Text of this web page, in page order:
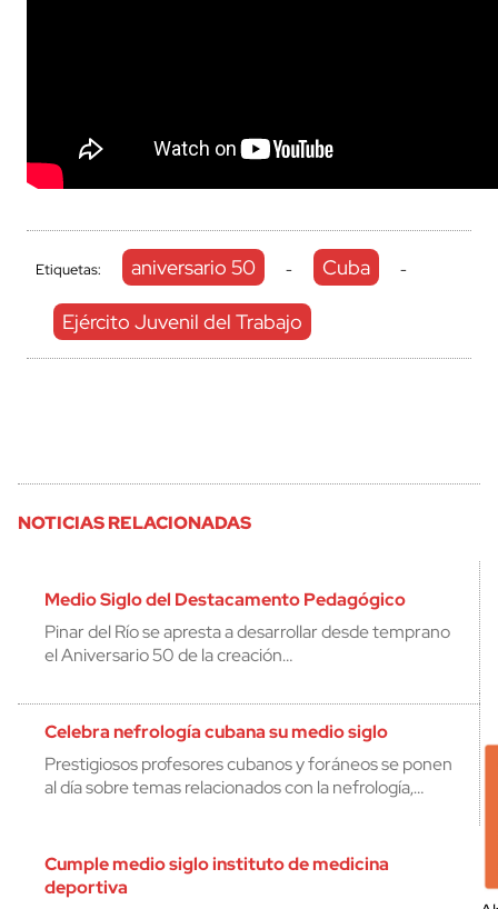
Etiquetas: aniversario 50 - Cuba -
Ejército Juvenil del Trabajo
NOTICIAS RELACIONADAS
Medio Siglo del Destacamento Pedagógico
Pinar del Río se apresta a desarrollar desde temprano
el Aniversario 50 de la creación…
Celebra nefrología cubana su medio siglo
Prestigiosos profesores cubanos y foráneos se ponen
al día sobre temas relacionados con la nefrología,…
Cumple medio siglo instituto de medicina
deportiva